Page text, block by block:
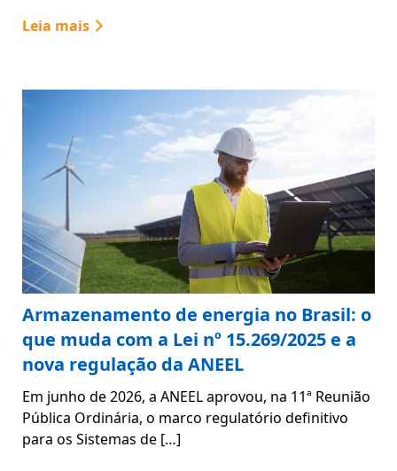
Leia mais
Armazenamento de energia no Brasil: o
que muda com a Lei nº 15.269/2025 e a
nova regulação da ANEEL
Em junho de 2026, a ANEEL aprovou, na 11ª Reunião
Pública Ordinária, o marco regulatório definitivo
para os Sistemas de […]